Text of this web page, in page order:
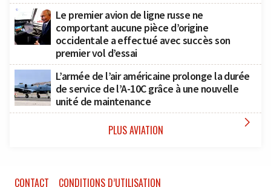
Le premier avion de ligne russe ne
comportant aucune pièce d’origine
occidentale a effectué avec succès son
premier vol d’essai
L’armée de l’air américaine prolonge la durée
de service de l’A-10C grâce à une nouvelle
unité de maintenance
PLUS AVIATION 
CONTACT CONDITIONS D’UTILISATION